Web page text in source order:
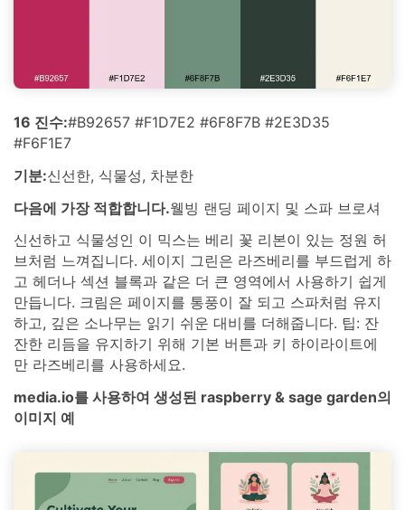
16 진수:#B92657 #F1D7E2 #6F8F7B #2E3D35
#F6F1E7
기분:신선한, 식물성, 차분한
다음에 가장 적합합니다.웰빙 랜딩 페이지 및 스파 브로셔
신선하고 식물성인 이 믹스는 베리 꽃 리본이 있는 정원 허
브처럼 느껴집니다. 세이지 그린은 라즈베리를 부드럽게 하
고 헤더나 섹션 블록과 같은 더 큰 영역에서 사용하기 쉽게
만듭니다. 크림은 페이지를 통풍이 잘 되고 스파처럼 유지
하고, 깊은 소나무는 읽기 쉬운 대비를 더해줍니다. 팁: 잔
잔한 리듬을 유지하기 위해 기본 버튼과 키 하이라이트에
만 라즈베리를 사용하세요.
media.io를 사용하여 생성된 raspberry & sage garden의
이미지 예